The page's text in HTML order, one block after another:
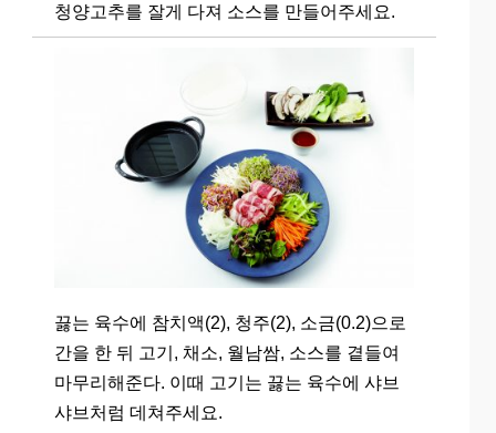
청양고추를 잘게 다져 소스를 만들어주세요.
끓는 육수에 참치액(2), 청주(2), 소금(0.2)으로
간을 한 뒤 고기, 채소, 월남쌈, 소스를 곁들여
마무리해준다. 이때 고기는 끓는 육수에 샤브
샤브처럼 데쳐주세요.